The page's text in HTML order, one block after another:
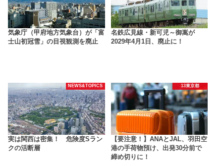
気象庁（甲府地方気象台）が「富
士山初冠雪」の目視観測を廃止
名鉄広見線・新可児～御嵩が
2029年4月1日、廃止に！
NEWS&TOPICS
実は関西は密集！ 危険度Sラン
クの活断層
13東京都
【要注意！】ANAとJAL、羽田空
港の手荷物預け、出発30分前で
締め切りに！